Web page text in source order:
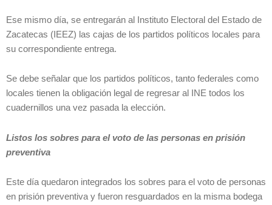
Ese mismo día, se entregarán al Instituto Electoral del Estado de
Zacatecas (IEEZ) las cajas de los partidos políticos locales para
su correspondiente entrega.
Se debe señalar que los partidos políticos, tanto federales como
locales tienen la obligación legal de regresar al INE todos los
cuadernillos una vez pasada la elección.
Listos los sobres para el voto de las personas en prisión
preventiva
Este día quedaron integrados los sobres para el voto de personas
en prisión preventiva y fueron resguardados en la misma bodega